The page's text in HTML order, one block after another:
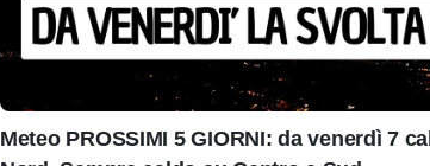
Meteo PROSSIMI 5 GIORNI: da venerdì 7